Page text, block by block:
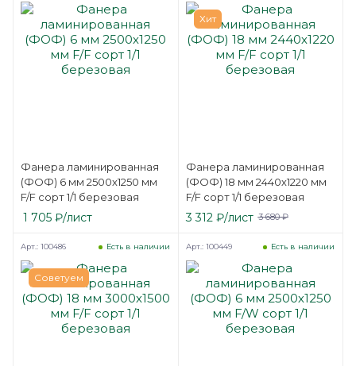
Фанера ламинированная
(ФОФ) 6 мм 2500х1250 мм
F/F сорт 1/1 березовая
1 705 ₽/лист
Хит
Фанера ламинированная
(ФОФ) 18 мм 2440х1220 мм
F/F сорт 1/1 березовая
3 312 ₽/лист 3 680₽
Советуем
Есть в наличии
Арт.: 100486 Есть в наличии
Арт.: 100449